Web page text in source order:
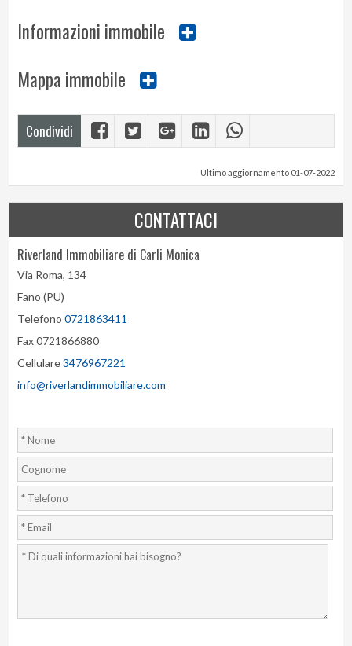
Informazioni immobile
Mappa immobile
Condividi
Ultimo aggiornamento 01-07-2022
CONTATTACI
Riverland Immobiliare di Carli Monica
Via Roma, 134
Fano (PU)
Telefono0721863411
Fax 0721866880
Cellulare3476967221
info@riverlandimmobiliare.com